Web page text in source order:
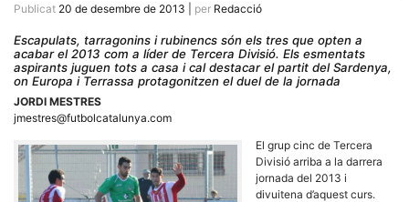
Publicat 20 de desembre de 2013 per Redacció
Escapulats, tarragonins i rubinencs són els tres que opten a
acabar el 2013 com a líder de Tercera Divisió. Els esmentats
aspirants juguen tots a casa i cal destacar el partit del Sardenya,
on Europa i Terrassa protagonitzen el duel de la jornada
JORDI MESTRES
jmestres@futbolcatalunya.com
El grup cinc de Tercera
Divisió arriba a la darrera
jornada del 2013 i
divuitena d’aquest curs.